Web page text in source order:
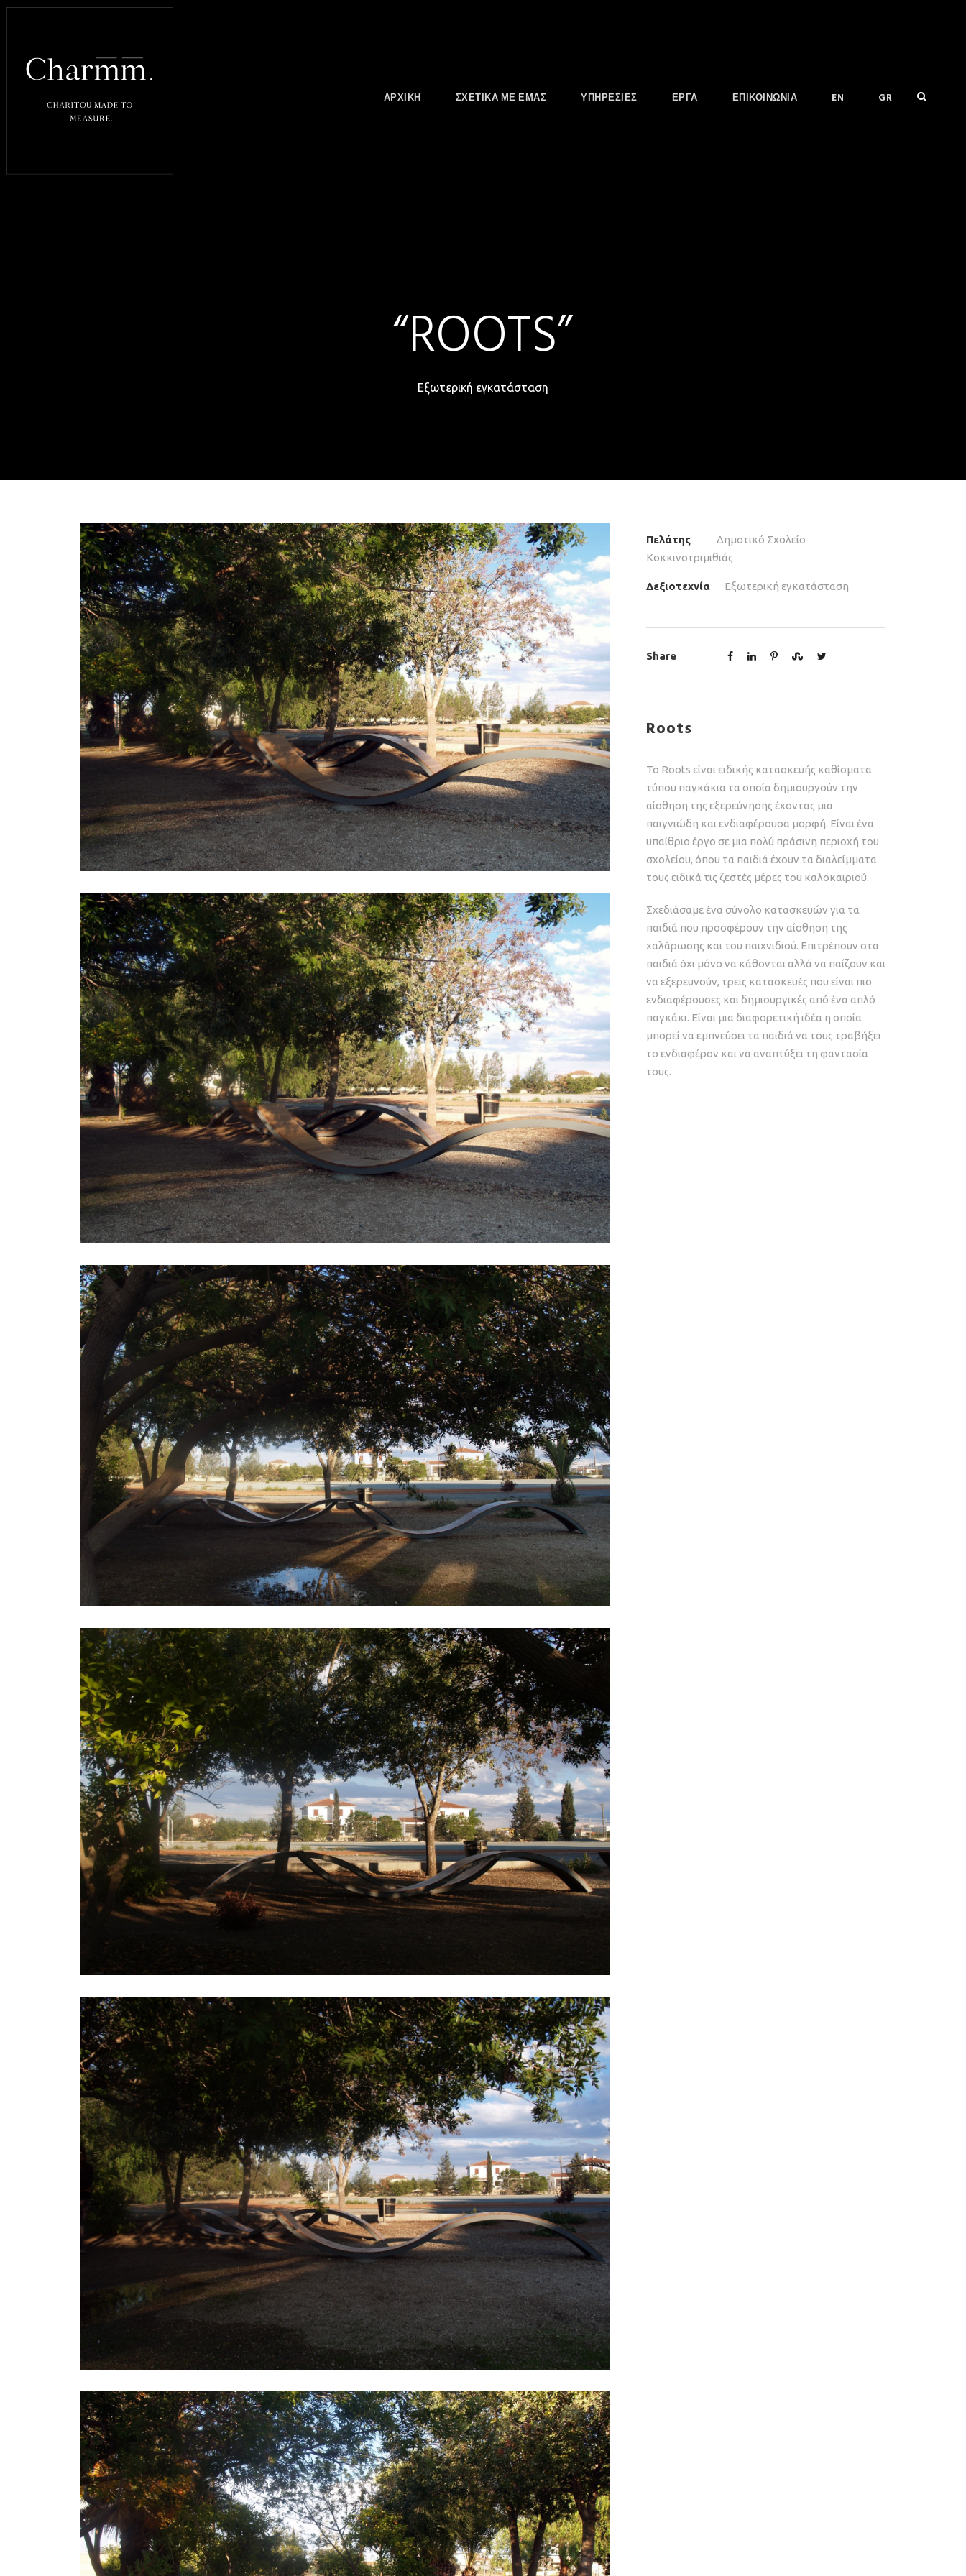
ΑΡΧΙΚΗ ΣΧΕΤΙΚΑ ΜΕ ΕΜΑΣ ΥΠΗΡΕΣΙΕΣ ΕΡΓΑ ΕΠΙΚΟΙΝΩΝΙΑ EN GR
“ROOTS”
Εξωτερική εγκατάσταση
Πελάτης
Δημοτικό Σχολείο
Κοκκινοτριμιθιάς
Δεξιοτεχνία Εξωτερική εγκατάσταση
Share
Roots
To Roots είναι ειδικής κατασκευής καθίσματα
τύπου παγκάκια τα οποία δημιουργούν την
αίσθηση της εξερεύνησης έχοντας μια
παιγνιώδη και ενδιαφέρουσα μορφή. Είναι ένα
υπαίθριο έργο σε μια πολύ πράσινη περιοχή του
σχολείου, όπου τα παιδιά έχουν τα διαλείμματα
τους ειδικά τις ζεστές μέρες του καλοκαιριού.
Σχεδιάσαμε ένα σύνολο κατασκευών για τα
παιδιά που προσφέρουν την αίσθηση της
χαλάρωσης και του παιχνιδιού. Επιτρέπουν στα
παιδιά όχι μόνο να κάθονται αλλά να παίζουν και
να εξερευνούν, τρεις κατασκευές που είναι πιο
ενδιαφέρουσες και δημιουργικές από ένα απλό
παγκάκι. Είναι μια διαφορετική ιδέα η οποία
μπορεί να εμπνεύσει τα παιδιά να τους τραβήξει
το ενδιαφέρον και να αναπτύξει τη φαντασία
τους.